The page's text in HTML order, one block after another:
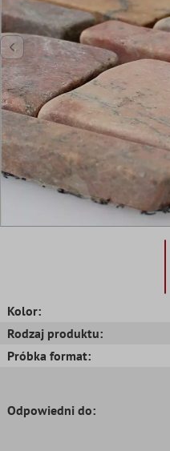
Kolor:
Rodzaj produktu:
Próbka format:
Odpowiedni do: